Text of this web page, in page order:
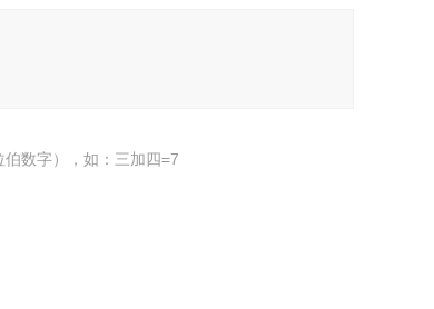
数字），如：三加四=7